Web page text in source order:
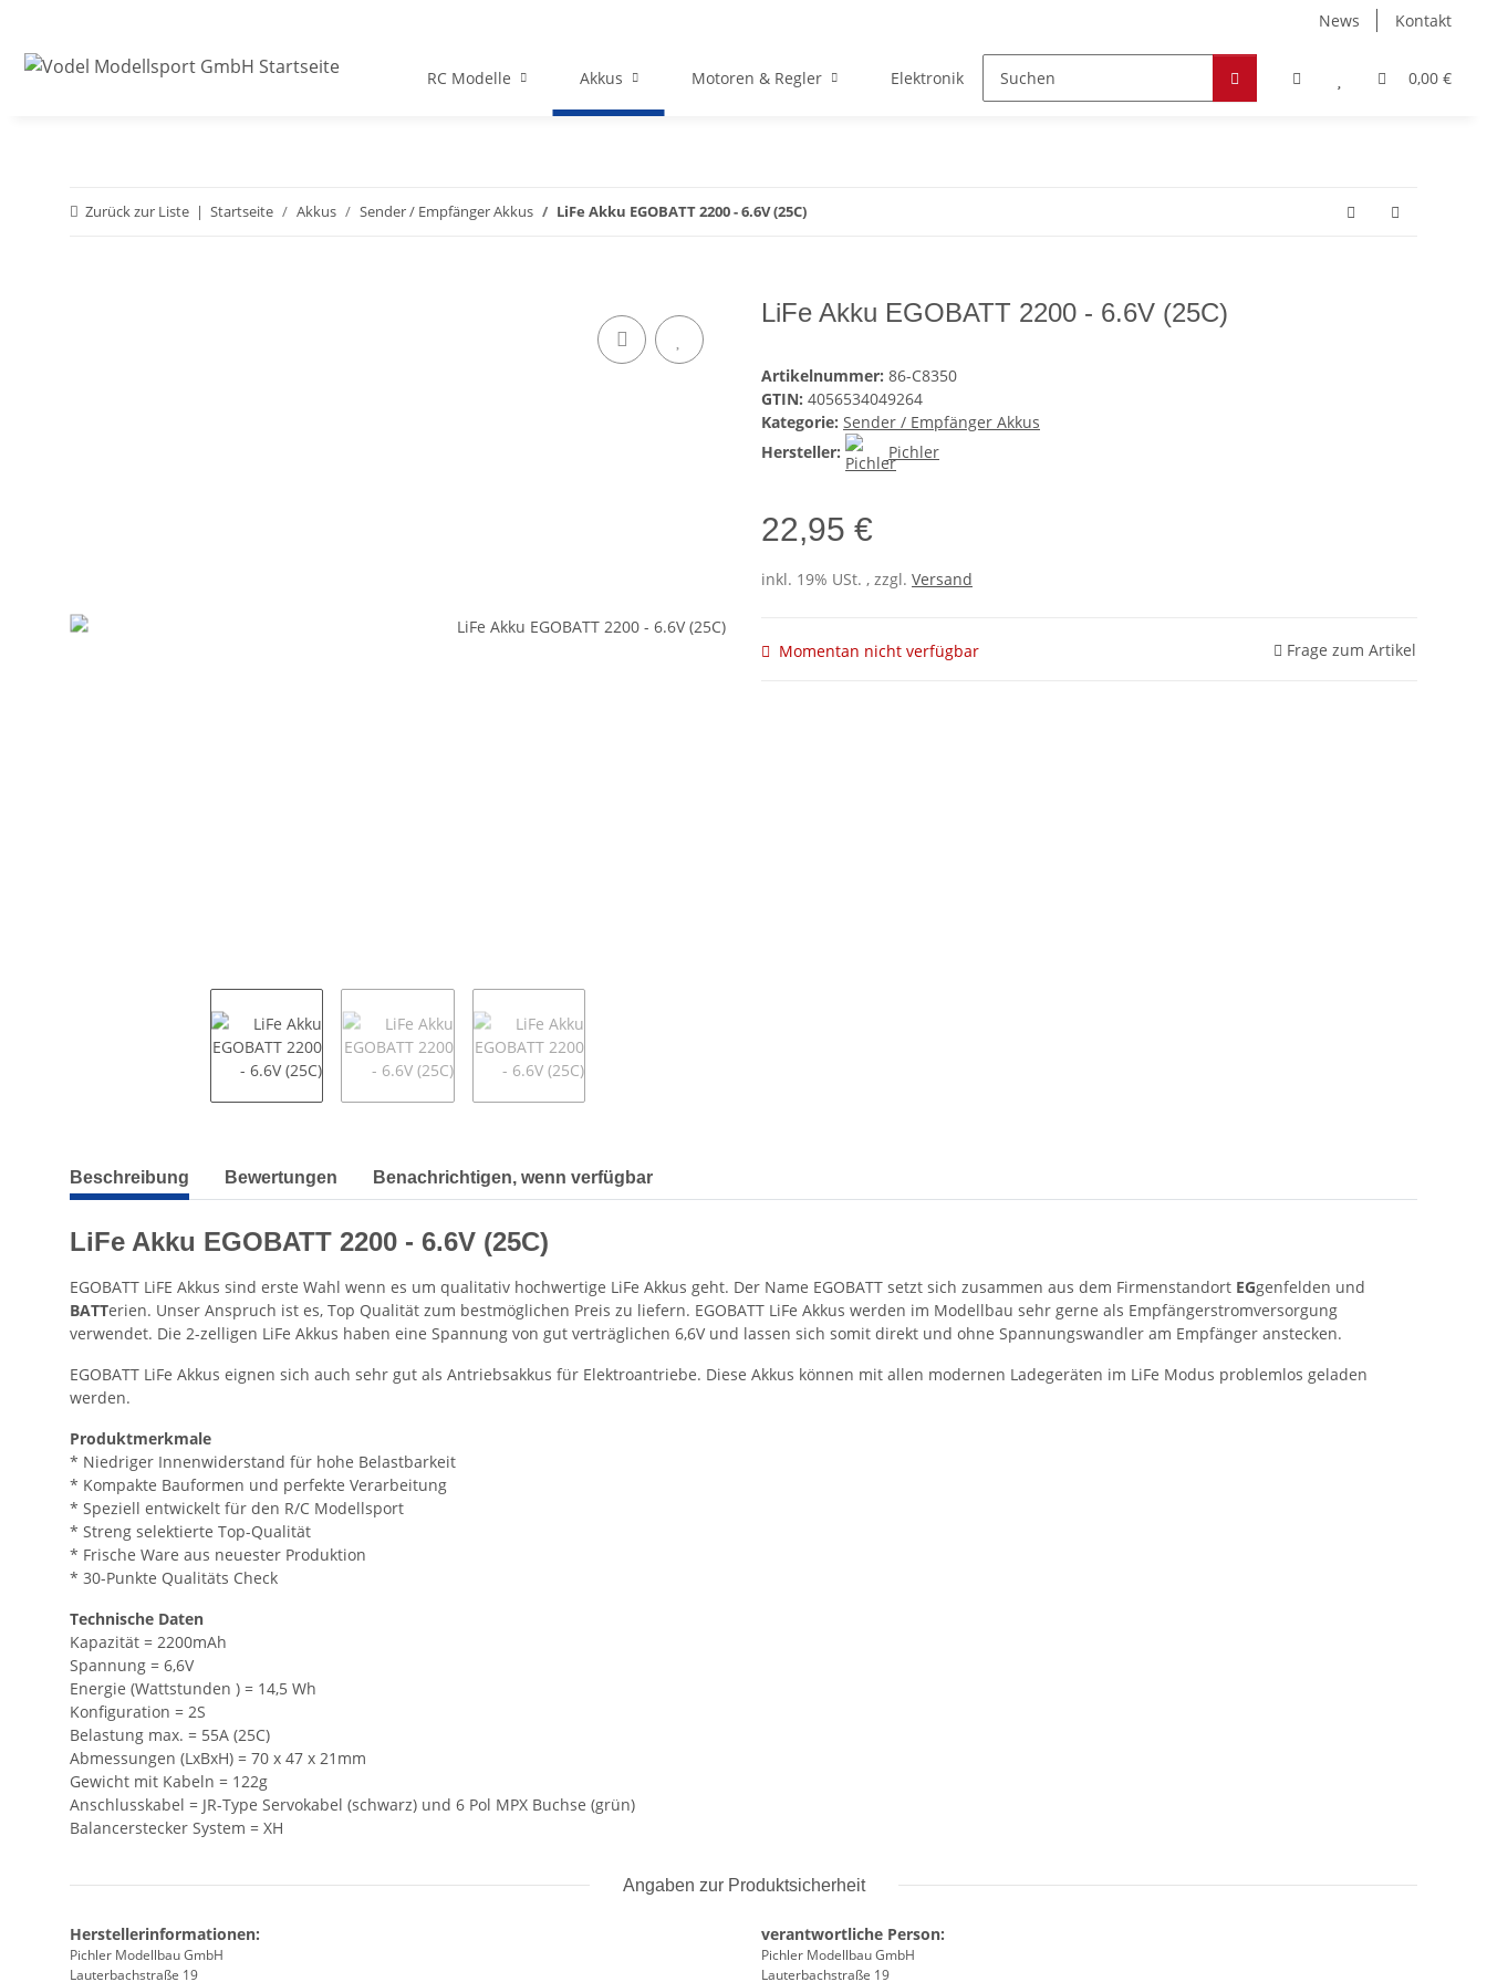
News Kontakt
0,00 €
RC Modelle Akkus Motoren & Regler Elektronik Zubehör Hobby & Freizeit Werkstoffe
Zurück zur Liste Startseite Akkus Sender / Empfänger Akkus LiFe Akku EGOBATT 2200 - 6.6V (25C)
LiFe Akku EGOBATT 2200 - 6.6V (25C)
Artikelnummer: 86-C8350
GTIN: 4056534049264
Kategorie: Sender / Empfänger Akkus
Hersteller:
Pichler
22,95 €
inkl. 19% USt. , zzgl. Versand
Momentan nicht verfügbar Frage zum Artikel
weitere Registerkarten anzeigen
Beschreibung Bewertungen Benachrichtigen, wenn verfügbar
LiFe Akku EGOBATT 2200 - 6.6V (25C)
EGOBATT LiFE Akkus sind erste Wahl wenn es um qualitativ hochwertige LiFe Akkus geht. Der Name EGOBATT setzt sich zusammen aus dem Firmenstandort EGgenfelden und
BATTerien. Unser Anspruch ist es, Top Qualität zum bestmöglichen Preis zu liefern. EGOBATT LiFe Akkus werden im Modellbau sehr gerne als Empfängerstromversorgung
verwendet. Die 2-zelligen LiFe Akkus haben eine Spannung von gut verträglichen 6,6V und lassen sich somit direkt und ohne Spannungswandler am Empfänger anstecken.
EGOBATT LiFe Akkus eignen sich auch sehr gut als Antriebsakkus für Elektroantriebe. Diese Akkus können mit allen modernen Ladegeräten im LiFe Modus problemlos geladen
werden.
Produktmerkmale
* Niedriger Innenwiderstand für hohe Belastbarkeit
* Kompakte Bauformen und perfekte Verarbeitung
* Speziell entwickelt für den R/C Modellsport
* Streng selektierte Top-Qualität
* Frische Ware aus neuester Produktion
* 30-Punkte Qualitäts Check
Technische Daten
Kapazität = 2200mAh
Spannung = 6,6V
Energie (Wattstunden ) = 14,5 Wh
Konfiguration = 2S
Belastung max. = 55A (25C)
Abmessungen (LxBxH) = 70 x 47 x 21mm
Gewicht mit Kabeln = 122g
Anschlusskabel = JR-Type Servokabel (schwarz) und 6 Pol MPX Buchse (grün)
Balancerstecker System = XH
Angaben zur Produktsicherheit
Herstellerinformationen:
Pichler Modellbau GmbH
Lauterbachstraße 19
verantwortliche Person:
Pichler Modellbau GmbH
Lauterbachstraße 19